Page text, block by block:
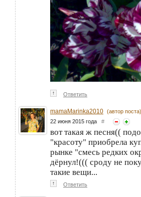
↑ Ответить
mamaMarinka2010 (автор поста)
22 июня 2015 года #
вот такая ж песня((
"красоту" приобрела
рынке "смесь редких
дёрнул!((( сроду не
такие вещи...
↑ Ответить